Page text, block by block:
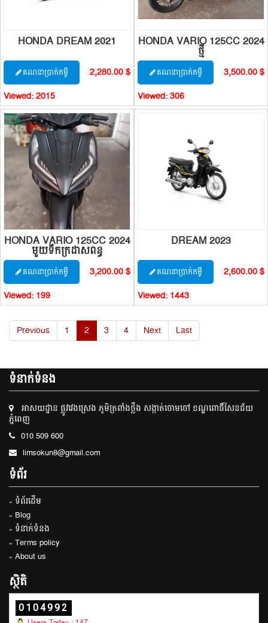
HONDA DREAM 2021
គណនាប្រាក់កម្ចី
2,280.00 $
Viewed:2015
HONDA VARIO 125CC 2024
ថ្មី
គណនាប្រាក់កម្ចី
3,500.00 $
Viewed:306
HONDA VARIO 125CC 2024
មួយទឹកក្រដាសពន្ធ
គណនាប្រាក់កម្ចី
3,200.00 $
Viewed:199
DREAM 2023
គណនាប្រាក់កម្ចី
2,600.00 $
Viewed:1443
Previous 1 2 3 4 Next Last
ទំនាក់ទំនង
អាសយដ្ឋាន ផ្លូវវេងស្រេង ភូមិត្រពាំងថ្លឹង សង្កាត់ចោមចៅ ខណ្ឌពោធិ៍សែនជ័យ
ភ្នំពេញ
010 509 600
limsokun8@gmail.com
ទំព័រ
» ទំព័រដើម
» Blog
» ទំនាក់ទំនង
» Terms policy
» About us
ស្ថិតិ
0104992